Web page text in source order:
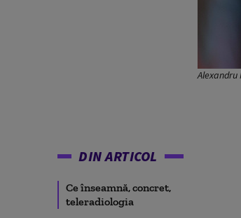
Alexandru
DIN ARTICOL
Ce înseamnă, concret,
teleradiologia